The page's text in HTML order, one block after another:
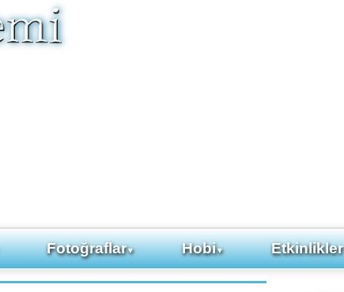
Fotoğraflar▼ Hobi▼ Etkinlikler